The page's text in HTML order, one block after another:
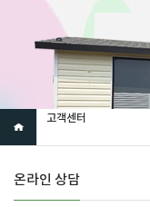
고객센터
온라인 상담